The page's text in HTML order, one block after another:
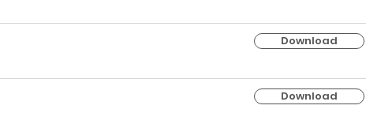
Download
Download